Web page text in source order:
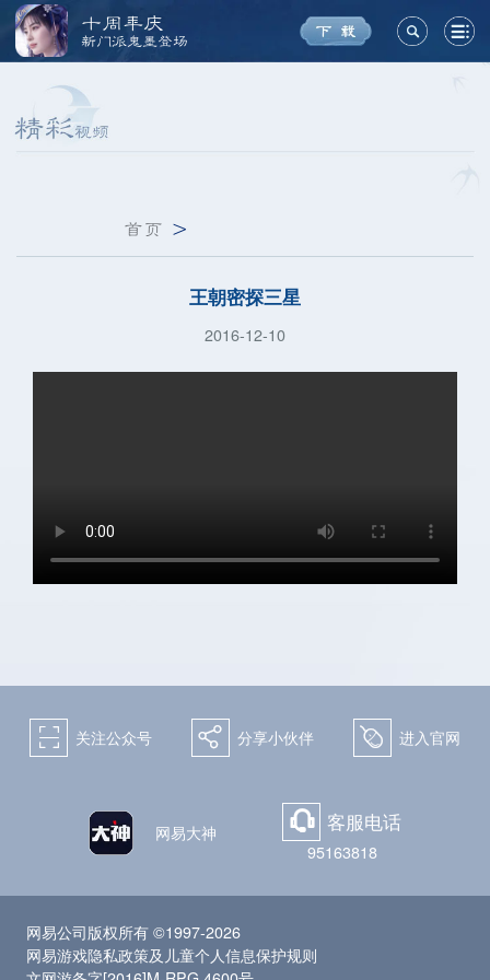
十周年庆
新门派鬼墨登场
首页 >
王朝密探三星
2016-12-10
򰀁 关注公众号 򰀂 分享小伙伴 򰀄 进入官网
网易大神 򰀃 客服电话
95163818
网易公司版权所有 ©1997-2026
网易游戏隐私政策及儿童个人信息保护规则